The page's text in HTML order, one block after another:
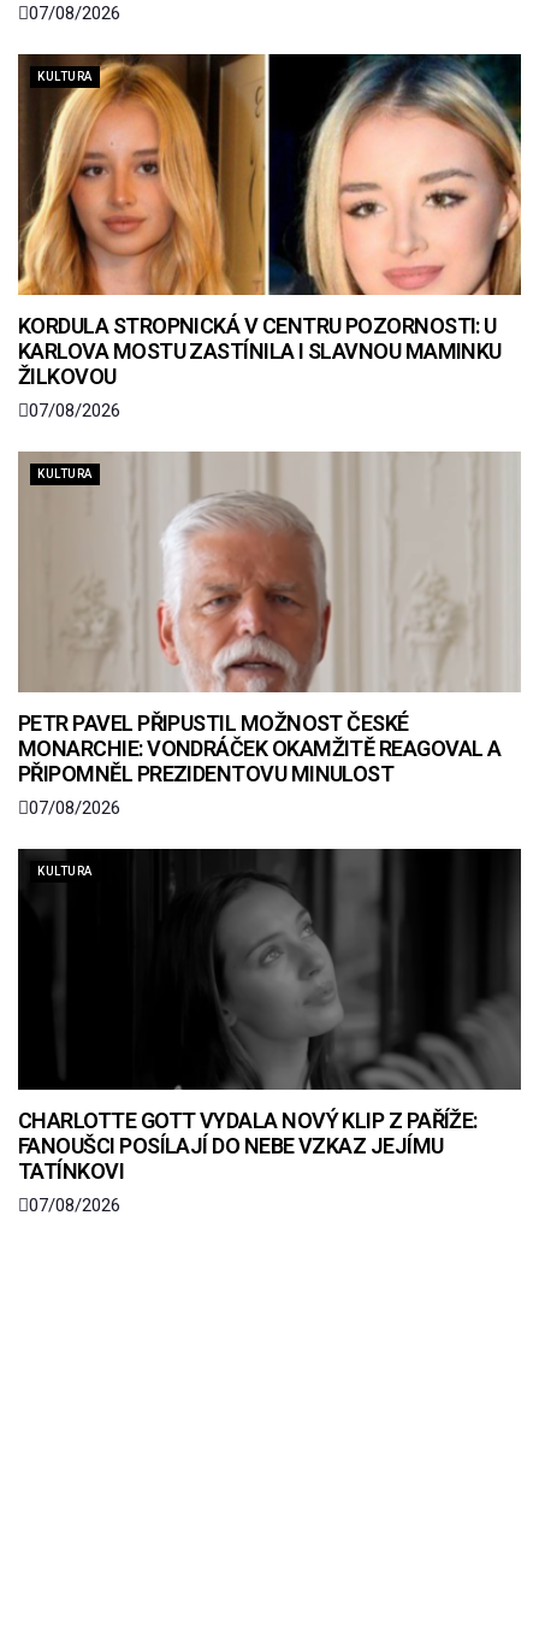
07/08/2026
KULTURA
KORDULA STROPNICKÁ V CENTRU POZORNOSTI: U
KARLOVA MOSTU ZASTÍNILA I SLAVNOU MAMINKU
ŽILKOVOU
07/08/2026
KULTURA
PETR PAVEL PŘIPUSTIL MOŽNOST ČESKÉ
MONARCHIE: VONDRÁČEK OKAMŽITĚ REAGOVAL A
PŘIPOMNĚL PREZIDENTOVU MINULOST
07/08/2026
KULTURA
CHARLOTTE GOTT VYDALA NOVÝ KLIP Z PAŘÍŽE:
FANOUŠCI POSÍLAJÍ DO NEBE VZKAZ JEJÍMU
TATÍNKOVI
07/08/2026